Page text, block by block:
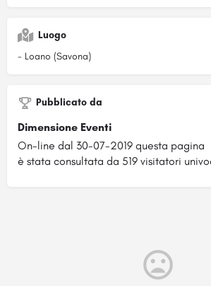
Luogo
- Loano (Savona)
Pubblicato da
Dimensione Eventi
On-line dal 30-07-2019 questa pagina
è stata consultata da 519 visitatori